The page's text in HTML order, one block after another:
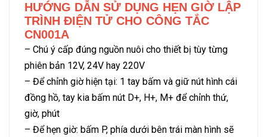
HƯỚNG DẪN SỬ DỤNG HẸN GIỜ LẬP
TRÌNH ĐIỆN TỬ CHO CÔNG TẮC
CN001A
– Chú ý cấp đúng nguồn nuôi cho thiết bị tùy từng
phiên bản 12V, 24V hay 220V
– Để chỉnh giờ hiện tại: 1 tay bấm và giữ nút hình cái
đồng hồ, tay kia bấm nút D+, H+, M+ để chỉnh thứ,
giờ, phút
– Để hẹn giờ: bấm P, phía dưới bên trái màn hình sẽ